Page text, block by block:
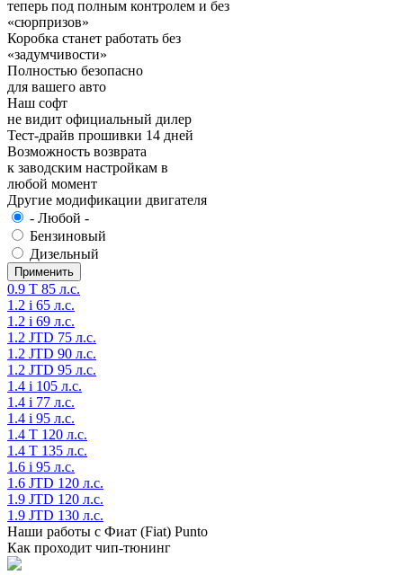
теперь под полным контролем и без
«сюрпризов»
Коробка станет работать без
«задумчивости»
Полностью безопасно
для вашего авто
Наш софт
не видит официальный дилер
Тест-драйв прошивки 14 дней
Возможность возврата
к заводским настройкам в
любой момент
Другие модификации двигателя
- Любой -
Бензиновый
Дизельный
0.9 T 85 л.с.
1.2 i 65 л.с.
1.2 i 69 л.с.
1.2 JTD 75 л.с.
1.2 JTD 90 л.с.
1.2 JTD 95 л.с.
1.4 i 105 л.с.
1.4 i 77 л.с.
1.4 i 95 л.с.
1.4 T 120 л.с.
1.4 T 135 л.с.
1.6 i 95 л.с.
1.6 JTD 120 л.с.
1.9 JTD 120 л.с.
1.9 JTD 130 л.с.
Наши работы с Фиат (Fiat) Punto
Как проходит чип-тюнинг